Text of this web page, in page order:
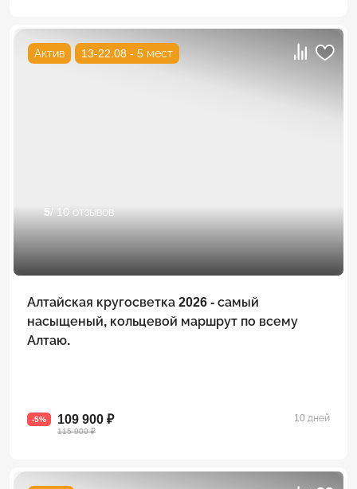
Актив 13-22.08 - 5 мест
5/ 10 отзывов
Алтайская кругосветка 2026 - самый
насыщеный, кольцевой маршрут по всему
Алтаю.
-5% 109 900 ₽
115 900 ₽
10 дней